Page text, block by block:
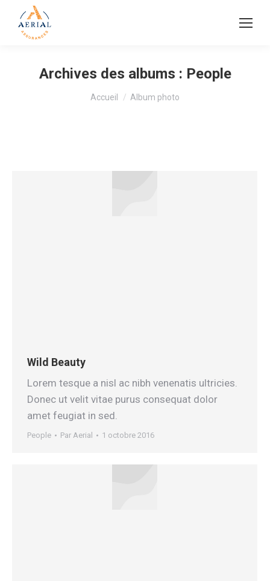
Archives des albums : People
Vous êtes ici :
Accueil Album photo
Wild Beauty
Lorem tesque a nisl ac nibh venenatis ultricies.
Donec ut velit vitae purus consequat dolor
amet feugiat in sed.
People Par Aerial 1 octobre 2016